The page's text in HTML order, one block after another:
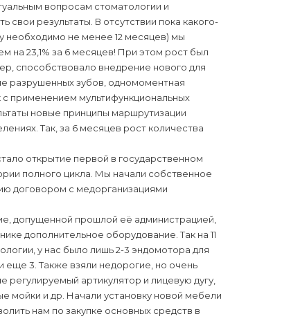
вопросам стоматологии и
результаты. В отсутствии пока какого-
необходимо не менее 12 месяцев) мы
на 23,1% за 6 месяцев! При этом рост был
способствовало внедрение нового для
разрушенных зубов, одномоментная
применением мультифункциональных
новые принципы маршрутизации
Так, за 6 месяцев рост количества
открытие первой в государственном
полного цикла. Мы начали собственное
договором с медорганизациями
допущенной прошлой её администрацией,
дополнительное оборудование. Так на 11
у нас было лишь 2-3 эндомотора для
3. Также взяли недорогие, но очень
артикулятор и лицевую дугу,
мойки и др. Начали установку новой мебели
нам по закупке основных средств в